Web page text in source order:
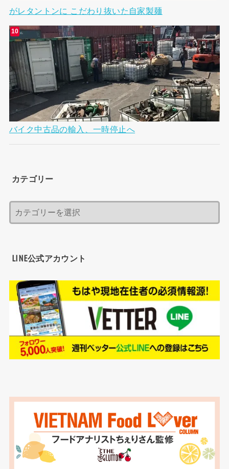
がレタントンに こだわり抜いた自家製麺
バイク中古品の輸入、一時停止へ
カテゴリー
LINE公式アカウント